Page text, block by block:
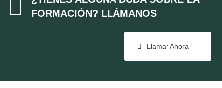

FORMACIÓN? LLÁMANOS
Llamar Ahora